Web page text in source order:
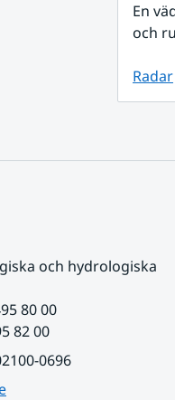
En
och
Radar
och hydrologiska
80 00
82 00
0696